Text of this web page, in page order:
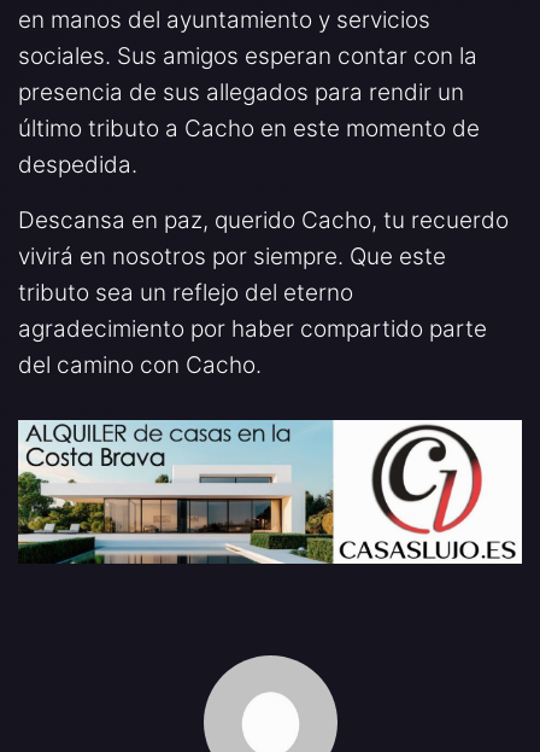
en manos del ayuntamiento y servicios
sociales. Sus amigos esperan contar con la
presencia de sus allegados para rendir un
último tributo a Cacho en este momento de
despedida.
Descansa en paz, querido Cacho, tu recuerdo
vivirá en nosotros por siempre. Que este
tributo sea un reflejo del eterno
agradecimiento por haber compartido parte
del camino con Cacho.